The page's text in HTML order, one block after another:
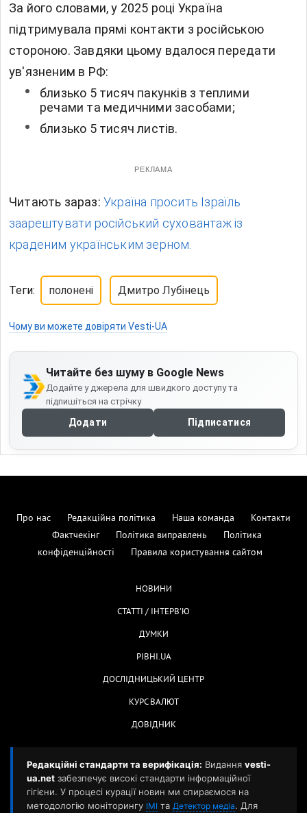
За його словами, у 2025 році Україна
підтримувала прямі контакти з російською
стороною. Завдяки цьому вдалося передати
ув'язненим в РФ:
близько 5 тисяч пакунків з теплими
речами та медичними засобами;
близько 5 тисяч листів.
РЕКЛАМА
Читають зараз: Україна просить Ізраїль
заарештувати російський суховантаж із
краденим українським зерном.
Теги: полонені Дмитро Лубінець
Чому ви можете довіряти Vesti-UA
Читайте без шуму в Google News
Додайте у джерела для швидкого доступу та
підпишіться на стрічку
Додати Підписатися
Про нас Редакційна політика Наша команда
Контакти
Фактчекінг
Політика виправлень
Політика
конфіденційності
Правила користування сайтом
НОВИНИ
СТАТТІ / ІНТЕРВ'Ю
ДУМКИ
РІВНІ.UA
ДОСЛІДНИЦЬКИЙ ЦЕНТР
КУРС ВАЛЮТ
ДОВІДНИК
Редакційні стандарти та верифікація: Видання vesti-
ua.net забезпечує високі стандарти інформаційної
гігієни. У процесі курації новин ми спираємося на
методологію моніторингу ІМІ та Детектор медіа. Для